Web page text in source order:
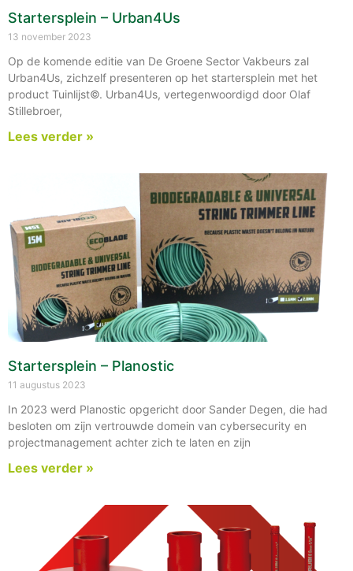
Startersplein – Urban4Us
13 november 2023
Op de komende editie van De Groene Sector Vakbeurs zal
Urban4Us, zichzelf presenteren op het startersplein met het
product Tuinlijst©. Urban4Us, vertegenwoordigd door Olaf
Stillebroer,
Lees verder »
Startersplein – Planostic
11 augustus 2023
In 2023 werd Planostic opgericht door Sander Degen, die had
besloten om zijn vertrouwde domein van cybersecurity en
projectmanagement achter zich te laten en zijn
Lees verder »